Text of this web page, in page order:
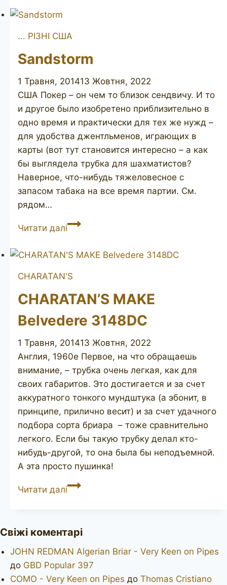
3R
... РІЗНІ США
Sandstorm
1 Травня, 201413 Жовтня, 2022
США Покер – он чем то близок сендвичу. И то
и другое было изобретено приблизительно в
одно время и практически для тех же нужд –
для удобства джентльменов, играющих в
карты (вот тут становится интересно – а как
бы выглядела трубка для шахматистов?
Наверное, что-нибудь тяжеловесное с
запасом табака на все время партии. См.
рядом…
Читати даліSandstorm
CHARATAN'S
CHARATAN’S MAKE
Belvedere 3148DC
1 Травня, 201413 Жовтня, 2022
Англия, 1960е Первое, на что обращаешь
внимание, – трубка очень легкая, как для
своих габаритов. Это достигается и за счет
аккуратного тонкого мундштука (а эбонит, в
принципе, прилично весит) и за счет удачного
подбора сорта бриара – тоже сравнительно
легкого. Если бы такую трубку делал кто-
нибудь-другой, то она была бы неподъемной.
А эта просто пушинка!
Читати даліCHARATAN’S
3148DC
Свіжі коментарі
JOHN REDMAN Algerian Briar - Very Keen on Pipes
до GBD Popular 397
COMO - Very Keen on Pipes до Thomas Cristiano